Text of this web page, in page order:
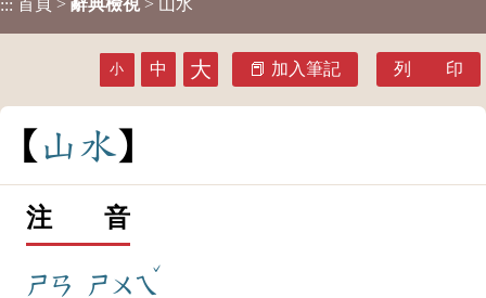
::: 首頁 > 辭典檢視 > 山水
小 中 大 加入筆記 列 印
山 水
注 音
ㄕㄢ ㄕㄨㄟ
ˇ